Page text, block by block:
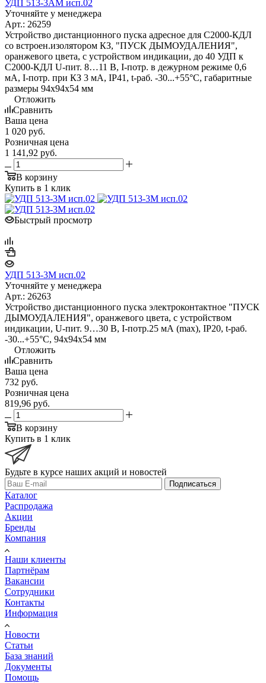
УДП 513-3АМ исп.02
Уточняйте у менеджера
Арт.: 26259
Устройство дистанционного пуска адресное для С2000-КДЛ
со встроен.изолятором КЗ, "ПУСК ДЫМОУДАЛЕНИЯ",
оранжевого цвета, с устройством индикации, до 40 УДП к
С2000-КДЛ U-пит. 8…11 В, I-потр. в дежурном режиме 0,6
мА, I-потр. при КЗ 3 мА, IP41, t-раб. -30...+55°С, габаритные
размеры 94х94х54 мм
Отложить
Сравнить
Ваша цена
1 020 руб.
Розничная цена
1 141,92 руб.
В корзину
Купить в 1 клик
Быстрый просмотр
УДП 513-3М исп.02
Уточняйте у менеджера
Арт.: 26263
Устройство дистанционного пуска электроконтактное "ПУСК
ДЫМОУДАЛЕНИЯ", оранжевого цвета, с устройством
индикации, U-пит. 9…30 В, I-потр.25 мА (max), IP20, t-раб.
-30...+55°С, 94х94х54 мм
Отложить
Сравнить
Ваша цена
732 руб.
Розничная цена
819,96 руб.
В корзину
Купить в 1 клик
Будьте в курсе наших акций и новостей
Подписаться
Каталог
Распродажа
Акции
Бренды
Компания
Наши клиенты
Партнёрам
Вакансии
Сотрудники
Контакты
Информация
Новости
Статьи
База знаний
Документы
Помощь